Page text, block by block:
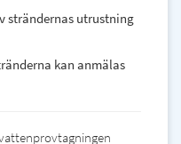
strändernas utrustning
kan anmälas